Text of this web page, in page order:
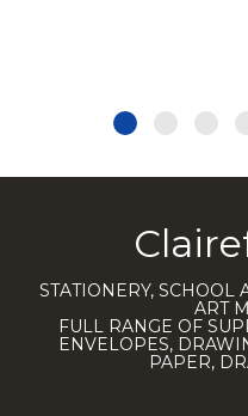
STATIONERY, SCHOOL
ART
FULL RANGE OF
ENVELOPES,
PAPER,